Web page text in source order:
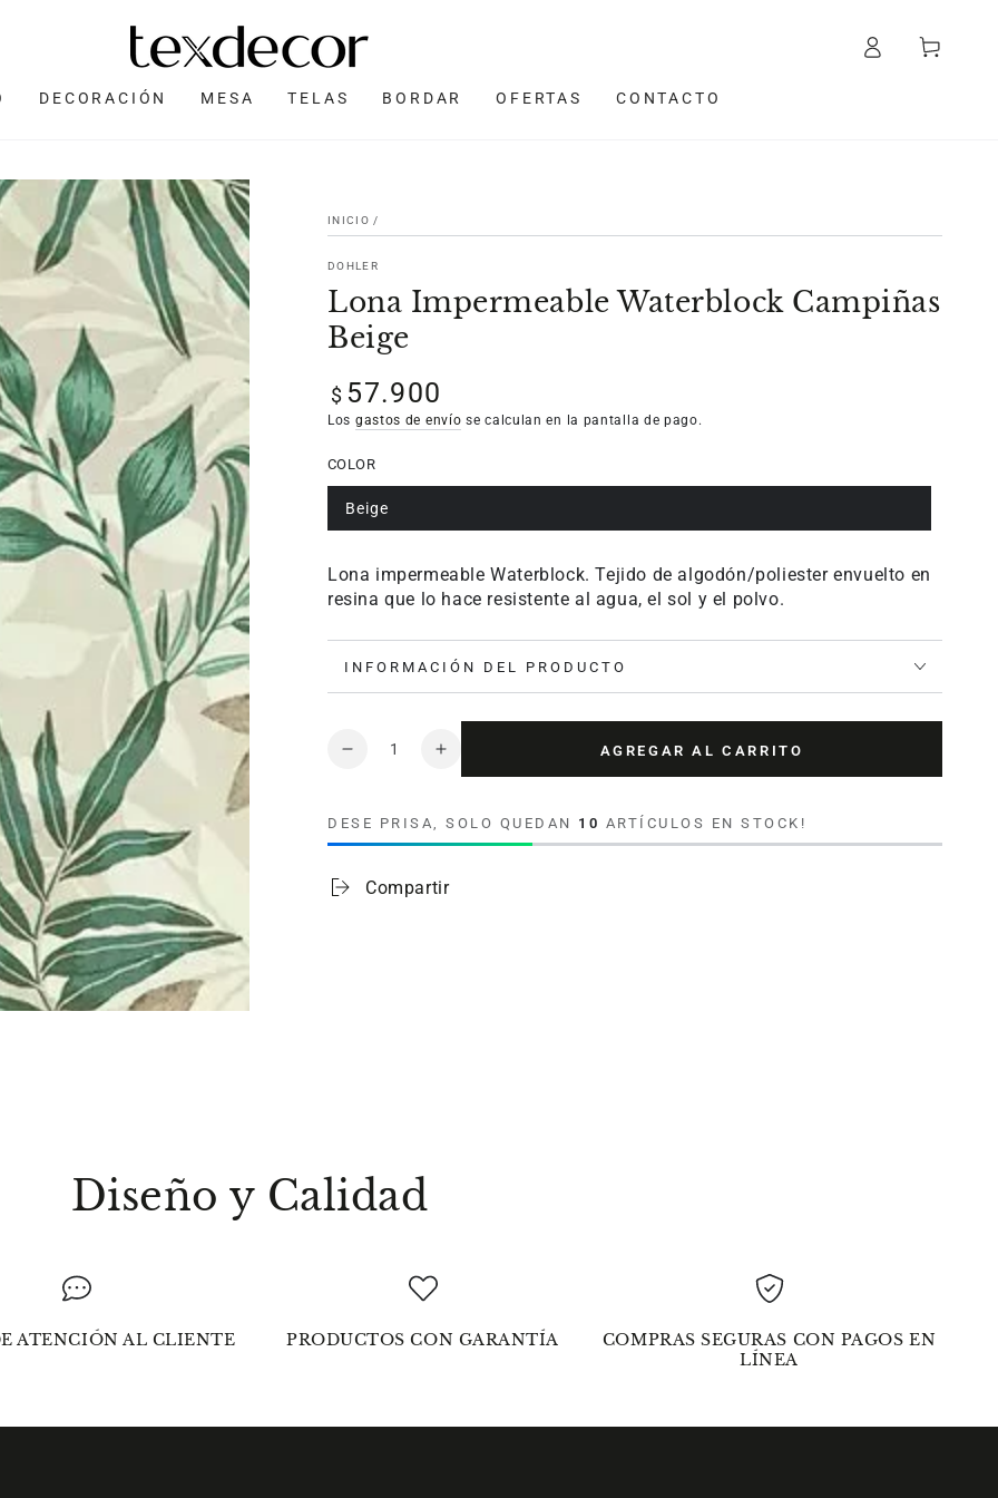
DECORACIÓN MESA TELAS BORDAR OFERTAS CONTACTO
sesión
Carrito
INICIO /
DOHLER
Lona Impermeable Waterblock Campiñas
Beige
Precio
regular
$ 57.900
Los gastos de envío se calculan en la pantalla de pago.
COLOR
Beige
Lona impermeable Waterblock. Tejido de algodón/poliester envuelto en
resina que lo hace resistente al agua, el sol y el polvo.
INFORMACIÓN DEL PRODUCTO
Cantidad
Reducir
Lona
Impermeable
Waterblock
Campiñas
Aumentar
cantidad
Lona
Impermeable
Waterblock
Campiñas
AGREGAR AL CARRITO
DESE PRISA, SOLO QUEDAN 10 ARTÍCULOS EN STOCK!
Compartir
Diseño y Calidad
ATENCIÓN AL CLIENTE PRODUCTOS CON GARANTÍA
COMPRAS SEGURAS CON PAGOS EN
LÍNEA